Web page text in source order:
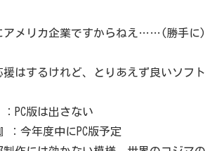
アメリカ企業ですからねえ……(勝手に)
援はするけれど、とりあえず良いソフト
版は出さない
今年度中にPC版予定